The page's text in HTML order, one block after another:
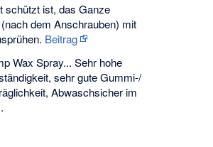
schützt ist, das Ganze
dem Anschrauben) mit
Beitrag
Wax Spray... Sehr hohe
sehr gute Gummi-/
Abwaschsicher im